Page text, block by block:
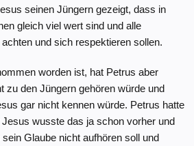
seinen Jüngern gezeigt, dass in
gleich viel wert sind und alle
und sich respektieren sollen.
worden ist, hat Petrus aber
zu den Jüngern gehören würde und
gar nicht kennen würde. Petrus hatte
wusste das ja schon vorher und
Glaube nicht aufhören soll und